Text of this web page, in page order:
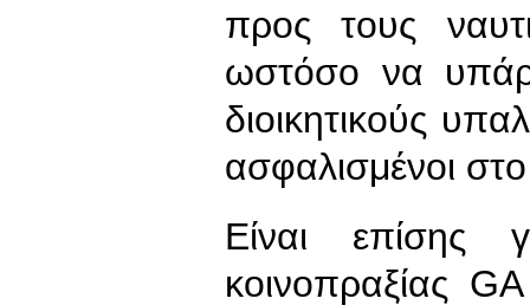
προς τους
ωστόσο να
διοικητικούς
ασφαλισμένοι
Είναι επίσης
κοινοπραξίας